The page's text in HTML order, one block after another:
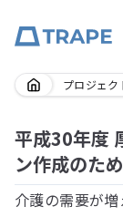
Skip
content
プロジェク
平成30年度
ン作成のた
介護の需要が